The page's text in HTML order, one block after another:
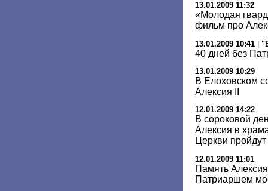
13.01.2009 11:32
«Молодая
фильм про
13.01.2009 10:41 |
40 дней без
13.01.2009 10:29
В Елоховском
Алексия II
12.01.2009 14:22
В сороковой
Алексия в
Церкви
12.01.2009 11:01
Память
Патриаршем